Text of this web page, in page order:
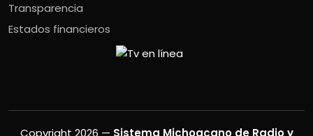
Transparencia
Estados financieros